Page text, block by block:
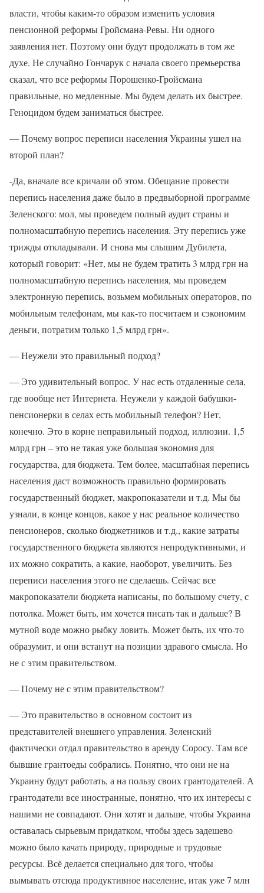
власти, чтобы каким-то образом изменить условия
пенсионной реформы Гройсмана-Ревы. Ни одного
заявления нет. Поэтому они будут продолжать в том же
духе. Не случайно Гончарук с начала своего премьерства
сказал, что все реформы Порошенко-Гройсмана
правильные, но медленные. Мы будем делать их быстрее.
Геноцидом будем заниматься быстрее.
— Почему вопрос переписи населения Украины ушел на
второй план?
-Да, вначале все кричали об этом. Обещание провести
перепись населения даже было в предвыборной программе
Зеленского: мол, мы проведем полный аудит страны и
полномасштабную перепись населения. Эту перепись уже
трижды откладывали. И снова мы слышим Дубилета,
который говорит: «Нет, мы не будем тратить 3 млрд грн на
полномасштабную перепись населения, мы проведем
электронную перепись, возьмем мобильных операторов, по
мобильным телефонам, мы как-то посчитаем и сэкономим
деньги, потратим только 1,5 млрд грн».
— Неужели это правильный подход?
— Это удивительный вопрос. У нас есть отдаленные села,
где вообще нет Интернета. Неужели у каждой бабушки-
пенсионерки в селах есть мобильный телефон? Нет,
конечно. Это в корне неправильный подход, иллюзии. 1,5
млрд грн – это не такая уже большая экономия для
государства, для бюджета. Тем более, масштабная перепись
населения даст возможность правильно формировать
государственный бюджет, макропоказатели и т.д. Мы бы
узнали, в конце концов, какое у нас реальное количество
пенсионеров, сколько бюджетников и т.д., какие затраты
государственного бюджета являются непродуктивными, и
их можно сократить, а какие, наоборот, увеличить. Без
переписи населения этого не сделаешь. Сейчас все
макропоказатели бюджета написаны, по большому счету, с
потолка. Может быть, им хочется писать так и дальше? В
мутной воде можно рыбку ловить. Может быть, их что-то
образумит, и они встанут на позиции здравого смысла. Но
не с этим правительством.
— Почему не с этим правительством?
— Это правительство в основном состоит из
представителей внешнего управления. Зеленский
фактически отдал правительство в аренду Соросу. Там все
бывшие грантоеды собрались. Понятно, что они не на
Украину будут работать, а на пользу своих грантодателей. А
грантодатели все иностранные, понятно, что их интересы с
нашими не совпадают. Они хотят и дальше, чтобы Украина
оставалась сырьевым придатком, чтобы здесь задешево
можно было качать природу, природные и трудовые
ресурсы. Всё делается специально для того, чтобы
вымывать отсюда продуктивное население, итак уже 7 млн